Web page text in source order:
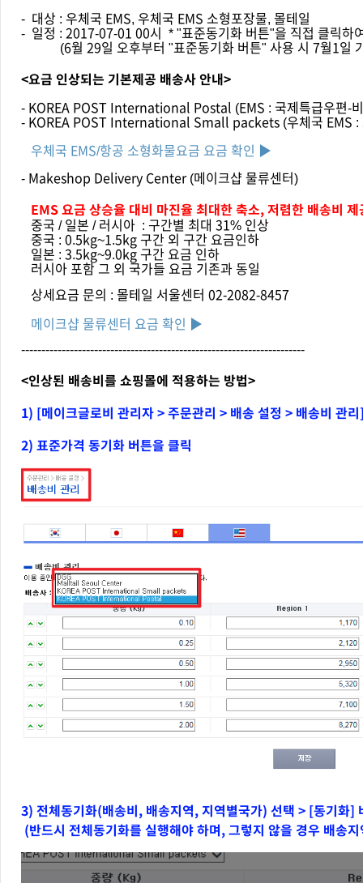
- 대상 : 우체국 EMS, 우체국 EMS 소형포장물, 몰테일
- 일정 : 2017-07-01 00시 * "표준동기화 버튼"을 직접 클릭하
(6월 29일 오후부터 "표준동기화 버튼" 사용 시 7월1일 가
<요금 인상되는 기본제공 배송사 안내>
- KOREA POST International Postal (EMS : 국제특급우편-
- KOREA POST International Small packets (우체국 EMS :
우체국 EMS/항공 소형화물요금 요금 확인 ▶
- Makeshop Delivery Center (메이크샵 물류센터)
EMS 요금 상승율 대비 마진율 최대한 축소, 저렴한 배송비 제
중국 / 일본 / 러시아 : 구간별 최대 31% 인상
중국 : 0.5kg~1.5kg 구간 외 구간 요금인하
일본 : 3.5kg~9.0kg 구간 요금 인하
러시아 포함 그 외 국가들 요금 기존과 동일
상세요금 문의 : 몰테일 서울센터 02-2082-8457
메이크샵 물류센터 요금 확인 ▶
----------------------------------------------------------------------
<인상된 배송비를 쇼핑몰에 적용하는 방법>
1) [메이크글로비 관리자 > 주문관리 > 배송 설정 > 배송비 관
2) 표준가격 동기화 버튼을 클릭
3) 전체동기화(배송비, 배송지역, 지역별국가) 선택 > [동기화]
(반드시 전체동기화를 실행해야 하며, 그렇지 않을 경우 배송